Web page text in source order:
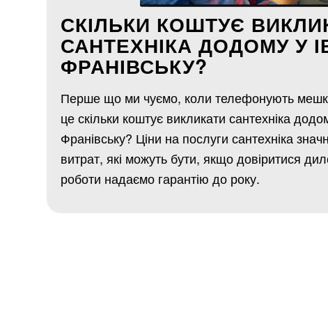
СКІЛЬКИ КОШТУЄ
САНТЕХНІКА ДОДОМУ У
ФРАНІВСЬКУ?
Перше що ми чуємо, коли телефонують
це скільки коштує викликати сантехніка
Франівську? Ціни на послуги сантехніка
витрат, які можуть бути, якщо довіритися
роботи надаємо гарантію до року.